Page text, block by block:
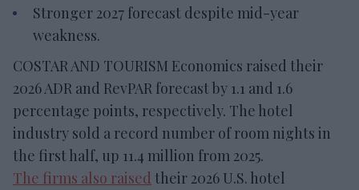
Stronger 2027 forecast despite mid-year
weakness.
COSTAR AND TOURISM Economics raised their
2026 ADR and RevPAR forecast by 1.1 and 1.6
percentage points, respectively. The hotel
industry sold a record number of room nights in
the first half, up 11.4 million from 2025.
The firms also raised their 2026 U.S. hotel